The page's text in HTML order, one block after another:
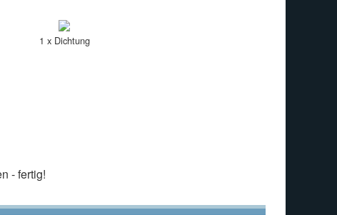
1 x Dichtung
- fertig!